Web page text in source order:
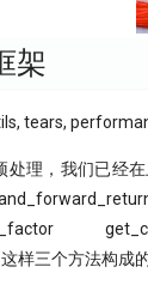
指
，其实
很多人
一个很
聊聊
构方式
奇 Max
毕业论
in
工作
索引
21天驯
21 天驯
数据订
21 天驯
完结篇
09 持
09 -
12 -
架
tears,
处理，我们已经
样三个方法构成的